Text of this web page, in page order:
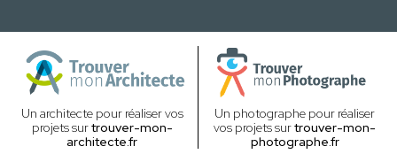
Un architecte pour réaliser vos
projets surtrouver-mon-
architecte.fr
Un photographe pour réaliser
vos projets surtrouver-mon-
photographe.fr